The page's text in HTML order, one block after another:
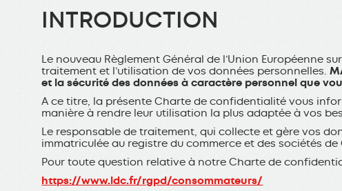
INTRODUCTION
Le nouveau Règlement Général de l’Union Européenne
traitement et l’utilisation de vos données personnelles.
et la sécurité des données à caractère personnel que
A ce titre, la présente Charte de confidentialité vous
manière à rendre leur utilisation la plus adaptée à vos
Le responsable de traitement, qui collecte et gère vos
immatriculée au registre du commerce et des sociétés de
Pour toute question relative à notre Charte de
https://www.ldc.fr/rgpd/consommateurs/